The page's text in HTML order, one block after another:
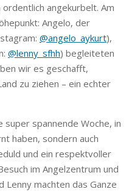
angekurbelt. Am
Angelo, der
@angelo_aykurt),
@lenny_sfhh) begleiteten
wir es geschafft,
zu ziehen – ein echter
spannende Woche, in
haben, sondern auch
und ein respektvoller
im Angelzentrum und
machten das Ganze